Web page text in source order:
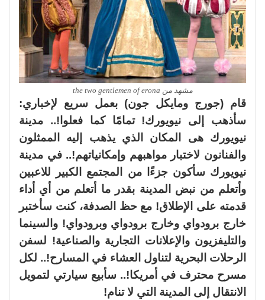
مشهد من the two gentlemen of erona
قام (جورج ومايكل جون) بعمل سريع لإخباري:
سأذهب إلى نيويورك! تمامًا كما فعلوا!.. مدينة
نيويورك هى المكان الذي يذهب إليه الممثلون
والفنانون لاختبار مواهبهم وإمكانياتهم!.. في مدينة
نيويورك سأكون جزءًا من المجتمع الكبير للاعبين
وأتعلم من نبض المدينة بقدر ما أتعلم من أي أداء
قدمته على الإطلاق! مع حظ الصدفة، كنت سأختبر
خارج برودواي وخارج برودواي وبرودواي! والسينما
والتليفزيون والإعلانات التجارية والصناعية! لسفن
الرحلات البحرية لتناول العشاء في المسارح!.. لكل
مسرح محترف في أمريكا!.. سأبيع سيارتي لتمويل
الانتقال إلى المدينة التي لا تنام!